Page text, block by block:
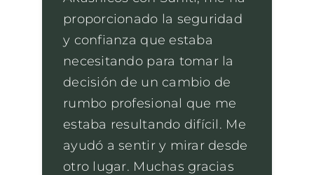
proporcionado la seguridad
y confianza que estaba
necesitando para tomar la
decisión de un cambio de
rumbo profesional que me
estaba resultando difícil. Me
ayudó a sentir y mirar desde
otro lugar. Muchas gracias